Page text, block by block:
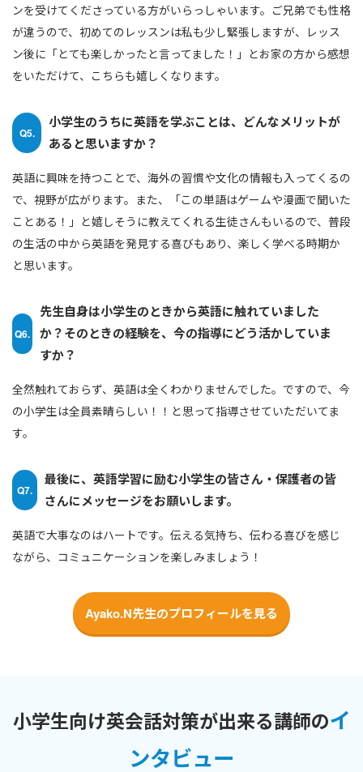
ンを受けてくださっている方がいらっしゃいます。ご兄弟でも性格
が違うので、初めてのレッスンは私も少し緊張しますが、レッス
ン後に「とても楽しかったと言ってました！」とお家の方から感想
をいただけて、こちらも嬉しくなります。
Q5.
小学生のうちに英語を学ぶことは、どんなメリットが
あると思いますか？
英語に興味を持つことで、海外の習慣や文化の情報も入ってくるの
で、視野が広がります。また、「この単語はゲームや漫画で聞いた
ことある！」と嬉しそうに教えてくれる生徒さんもいるので、普段
の生活の中から英語を発見する喜びもあり、楽しく学べる時期か
と思います。
Q6.
先生自身は小学生のときから英語に触れていました
か？そのときの経験を、今の指導にどう活かしていま
すか？
全然触れておらず、英語は全くわかりませんでした。ですので、今
の小学生は全員素晴らしい！！と思って指導させていただいてま
す。
Q7.
最後に、英語学習に励む小学生の皆さん・保護者の皆
さんにメッセージをお願いします。
英語で大事なのはハートです。伝える気持ち、伝わる喜びを感じ
ながら、コミュニケーションを楽しみましょう！
Ayako.N先生のプロフィールを見る
小学生向け英会話対策が出来る講師のイ
ンタビュー